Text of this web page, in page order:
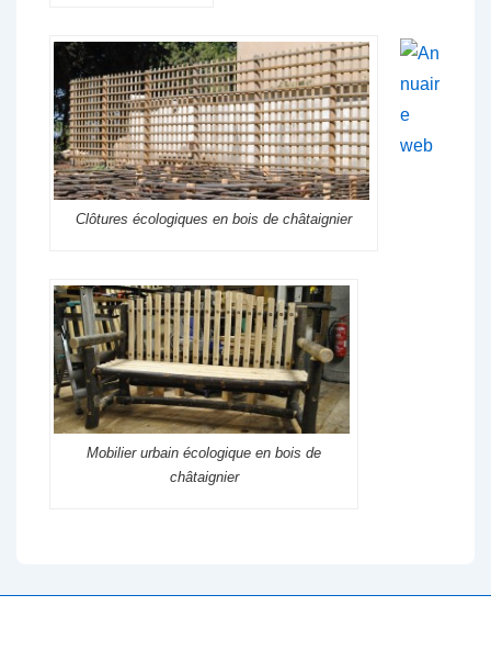
Clôtures écologiques en bois de châtaignier
Mobilier urbain écologique en bois de
châtaignier